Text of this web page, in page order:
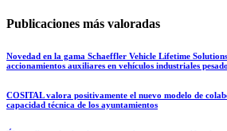
Publicaciones más valoradas
Novedad en la gama Schaeffler Vehicle Lifetime
accionamientos auxiliares en vehículos industriales
COSITAL valora positivamente el nuevo modelo de
capacidad técnica de los ayuntamientos